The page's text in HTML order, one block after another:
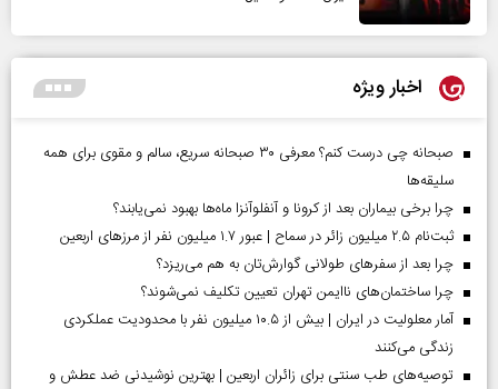
اخبار ویژه
صبحانه چی درست کنم؟ معرفی ۳۰ صبحانه سریع، سالم و مقوی برای همه
سلیقه‌ها
چرا برخی بیماران بعد از کرونا و آنفلوآنزا ماه‌ها بهبود نمی‌یابند؟
ثبت‌نام ۲.۵ میلیون زائر در سماح | عبور ۱.۷ میلیون نفر از مرز‌های اربعین
چرا بعد از سفرهای طولانی گوارش‌تان به هم می‌ریزد؟
چرا ساختمان‌های ناایمن تهران تعیین تکلیف نمی‌شوند؟
آمار معلولیت در ایران | بیش از ۱۰.۵ میلیون نفر با محدودیت عملکردی
زندگی می‌کنند
توصیه‌های طب سنتی برای زائران اربعین | بهترین نوشیدنی ضد عطش و